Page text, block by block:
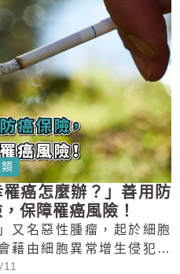
癌怎麼辦？」善用防
保障罹癌風險！
又名惡性腫瘤，起於細胞
藉由細胞異常增生侵犯其
破壞身體機能。它長期位